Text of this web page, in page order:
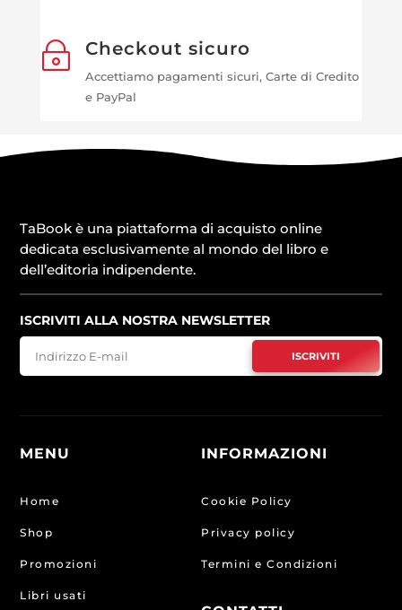
~ Checkout sicuro
Accettiamo pagamenti sicuri, Carte di Credito
e PayPal
TaBook è una piattaforma di acquisto online
dedicata esclusivamente al mondo del libro e
dell’editoria indipendente.
ISCRIVITI ALLA NOSTRA NEWSLETTER
ISCRIVITI
MENU
Home
Shop
Promozioni
Libri usati
INFORMAZIONI
Cookie Policy
Privacy policy
Termini e Condizioni